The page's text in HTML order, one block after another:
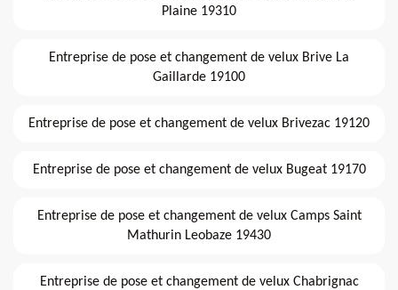
Plaine 19310
Entreprise de pose et changement de velux Brive La
Gaillarde 19100
Entreprise de pose et changement de velux Brivezac 19120
Entreprise de pose et changement de velux Bugeat 19170
Entreprise de pose et changement de velux Camps Saint
Mathurin Leobaze 19430
Entreprise de pose et changement de velux Chabrignac